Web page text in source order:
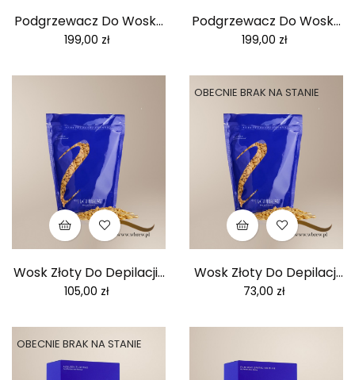
Podgrzewacz Do Wosku
Z...
Cena
199,00 zł
Podgrzewacz Do Wosku
Z...
Cena
199,00 zł
Wosk Złoty Do Depilacji...
Cena
105,00 zł
OBECNIE BRAK NA STANIE
Wosk Złoty Do Depilacji
500...
Cena
73,00 zł
OBECNIE BRAK NA STANIE